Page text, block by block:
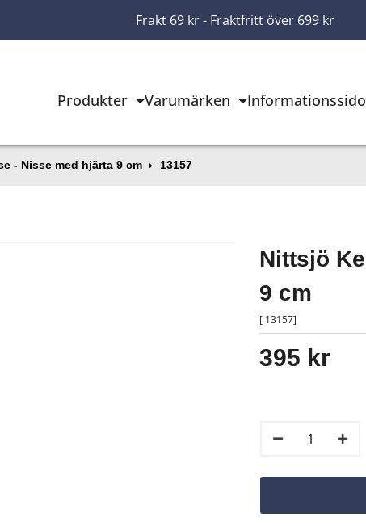
Frakt 69 kr - Fraktfritt över 699 kr
Produkter Varumärken
- Nisse med hjärta 9 cm 13157
Nittsjö
9 cm
[ 13157]
395 kr